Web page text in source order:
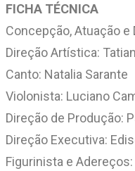
FICHA TÉCNICA
Concepção, Atuação e
Direção Artística:
Canto: Natalia Sarante
Violonista: Luciano
Direção de Produção:
Direção Executiva:
Figurinista e